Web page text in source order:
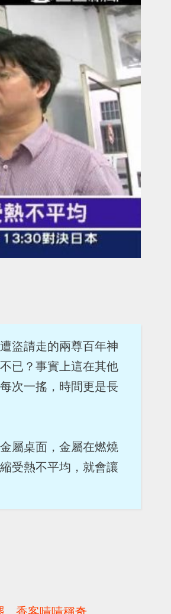
盜請走的兩尊百年神
已？事實上這在其他
次一搖，時間更是長
屬桌面，金屬在燃燒
受熱不平均，就會讓